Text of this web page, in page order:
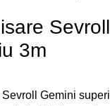
3m
Gemini